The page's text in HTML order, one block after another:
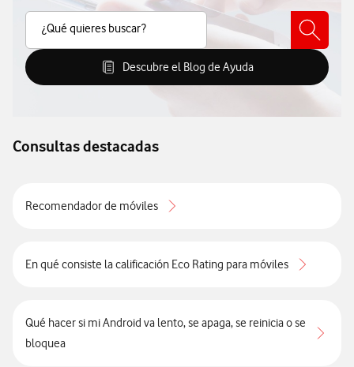
¿Qué quieres buscar?
Buscar Contenido
Descubre el Blog de Ayuda
Descubre el Blog de Ayuda
Consultas destacadas
Recomendador de móviles
En qué consiste la calificación Eco Rating para móviles
Qué hacer si mi Android va lento, se apaga, se reinicia o se
bloquea